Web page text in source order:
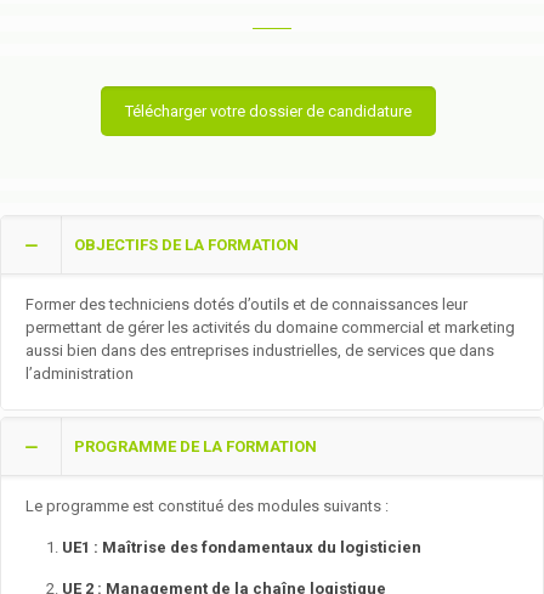
Télécharger votre dossier de candidature
OBJECTIFS DE LA FORMATION
Former des techniciens dotés d’outils et de connaissances leur
permettant de gérer les activités du domaine commercial et marketing
aussi bien dans des entreprises industrielles, de services que dans
l’administration
PROGRAMME DE LA FORMATION
Le programme est constitué des modules suivants :
UE1 : Maîtrise des fondamentaux du logisticien
UE 2 : Management de la chaîne logistique